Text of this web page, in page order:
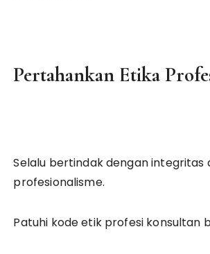
Pertahankan Etika
Selalu bertindak dengan integritas
profesionalisme.
Patuhi kode etik profesi konsultan